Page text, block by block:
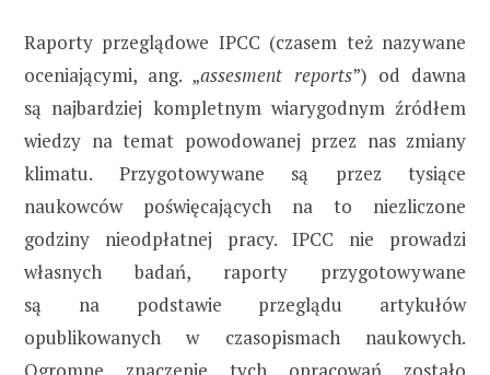
Raporty przeglądowe IPCC (czasem też nazywane
oceniającymi, ang. „assesment reports”) od dawna
są najbardziej kompletnym wiarygodnym źródłem
wiedzy na temat powodowanej przez nas zmiany
klimatu. Przygotowywane są przez tysiące
naukowców poświęcających na to niezliczone
godziny nieodpłatnej pracy. IPCC nie prowadzi
własnych badań, raporty przygotowywane
są na podstawie przeglądu artykułów
opublikowanych w czasopismach naukowych.